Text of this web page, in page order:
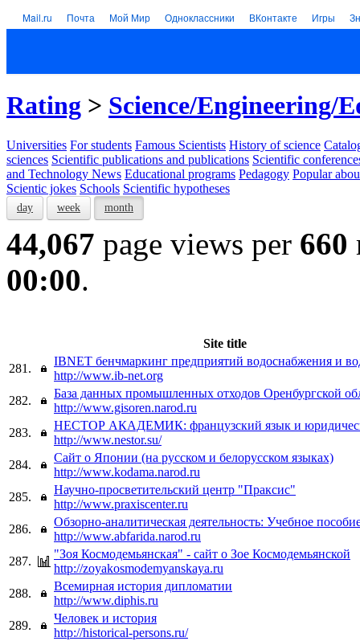
Mail.ru Почта Мой Мир Одноклассники ВКонтакте Игры
Rating > Science/Engineering/
Universities For students Famous Scientists History of science
sciences Scientific publications and publications Scientific
and Technology News Educational programs Pedagogy Popular
Scientic jokes Schools Scientific hypotheses
day week month
44,067 page views per 660
00:00.
Site title
281.
IBNET бенчмаркинг предприятий водоснабжения и
http://www.ib-net.org
282.
База данных промышленных отходов Оренбургской
http://www.gisoren.narod.ru
283.
НЕСТОР АКАДЕМИК: французский язык и
http://www.nestor.su/
284.
Сайт о Японии (на русском и белорусском языках)
http://www.kodama.narod.ru
285.
Научно-просветительский центр "Праксис"
http://www.praxiscenter.ru
286.
Обзорно-аналитическая деятельность: Учебное
http://www.abfarida.narod.ru
287.
"Зоя Космодемьянская" - сайт о Зое Космодемьянской
http://zoyakosmodemyanskaya.ru
288.
Всемирная история дипломатии
http://www.diphis.ru
289.
Человек и история
http://historical-persons.ru/